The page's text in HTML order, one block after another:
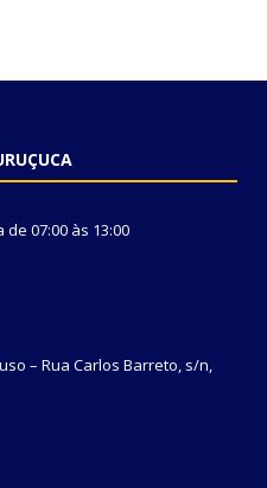
07:00 às 13:00
– Rua Carlos Barreto, s/n,